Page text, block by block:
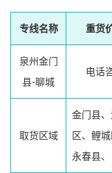
专线名称 重货
泉州金门
县-聊城
电话
取货区域
金门县
区、鲤
永春县、